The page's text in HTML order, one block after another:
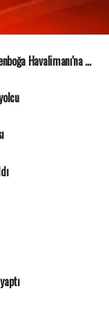
Havalimanı'na ...